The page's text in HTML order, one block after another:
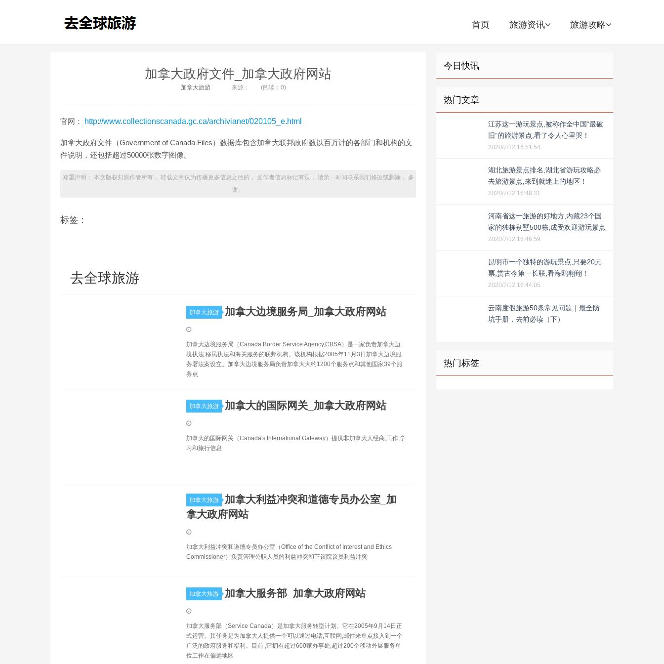
首页 旅游资讯 旅游攻略
加拿大政府文件_加拿大政府网站
加拿大旅游 来源： (阅读：0)
官网： http://www.collectionscanada.gc.ca/archivianet/020105_e.html
加拿大政府文件（Government of Canada Files）数据库包含加拿大联邦政府数以百万计的各部门和机构的文
件说明，还包括超过50000张数字图像。
郑重声明： 本文版权归原作者所有， 转载文章仅为传播更多信息之目的， 如作者信息标记有误， 请第一时间联系我们修改或删除， 多
谢。
标签：
去全球旅游
加拿大旅游 加拿大边境服务局_加拿大政府网站
加拿大边境服务局（Canada Border Service Agency,CBSA）是一家负责加拿大边
境执法,移民执法和海关服务的联邦机构。该机构根据2005年11月3日加拿大边境服
务署法案设立。加拿大边境服务局负责加拿大大约1200个服务点和其他国家39个服
务点
加拿大旅游 加拿大的国际网关_加拿大政府网站
加拿大的国际网关（Canada's International Gateway）提供非加拿大人经商,工作,学
习和旅行信息
加拿大旅游
加拿大利益冲突和道德专员办公室_加
拿大政府网站
加拿大利益冲突和道德专员办公室（Office of the Conflict of Interest and Ethics
Commissioner）负责管理公职人员的利益冲突和下议院议员利益冲突
加拿大旅游 加拿大服务部_加拿大政府网站
加拿大服务部（Service Canada）是加拿大服务转型计划。它在2005年9月14日正
式运营。其任务是为加拿大人提供一个可以通过电话,互联网,邮件来单点接入到一个
广泛的政府服务和福利。目前 ,它拥有超过600家办事处,超过200个移动外展服务单
位工作在偏远地区
今日快讯
热门文章
江苏这一游玩景点,被称作全中国“最破
旧”的旅游景点,看了令人心里哭！
2020/7/12 16:51:54
湖北旅游景点排名,湖北省游玩攻略必
去旅游景点,来到就迷上的地区！
2020/7/12 16:48:31
河南省这一旅游的好地方,内藏23个国
家的独栋别墅500栋,成受欢迎游玩景点
2020/7/12 16:46:59
昆明市一个独特的游玩景点,只要20元
票,赏古今第一长联,看海鸥翱翔！
2020/7/12 16:44:05
云南度假旅游50条常见问题｜最全防
坑手册，去前必读（下）
热门标签